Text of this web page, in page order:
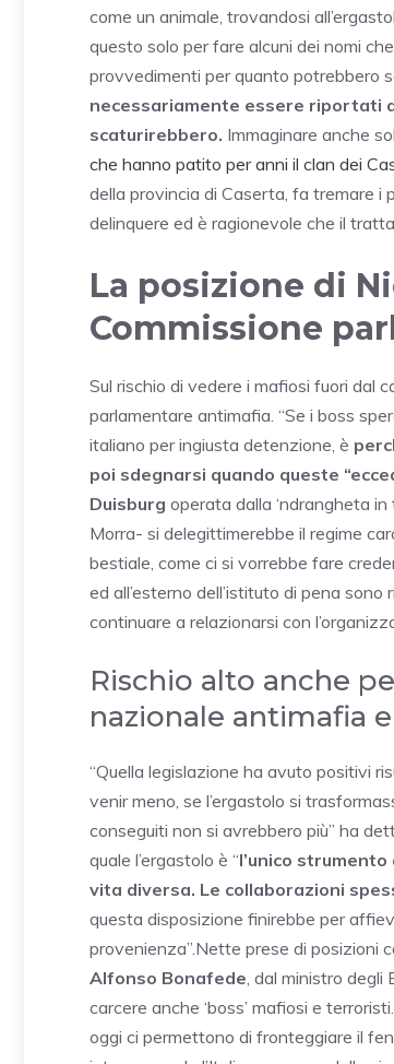
come un animale, trovandosi
questo solo per fare alcuni dei nomi
provvedimenti per quanto potrebbero
necessariamente essere riportati
scaturirebbero. Immaginare anche
che hanno patito per anni il clan dei
della provincia di Caserta, fa tremare i
delinquere ed è ragionevole che il
La posizione di
Commissione
Sul rischio di vedere i mafiosi fuori dal
parlamentare antimafia. “Se i boss
italiano per ingiusta detenzione, è
poi sdegnarsi quando queste
Duisburg operata dalla ‘ndrangheta
Morra- si delegittimerebbe il regime
bestiale, come ci si vorrebbe fare
ed all’esterno dell’istituto di pena
continuare a relazionarsi con
Rischio alto anche
nazionale antimafia
“Quella legislazione ha avuto positivi
venir meno, se l’ergastolo si
conseguiti non si avrebbero più” ha
quale l’ergastolo è “l’unico
vita diversa. Le collaborazioni
questa disposizione finirebbe per
provenienza”.Nette prese di posizioni
Alfonso Bonafede, dal ministro degli
carcere anche ‘boss’ mafiosi e
oggi ci permettono di fronteggiare il